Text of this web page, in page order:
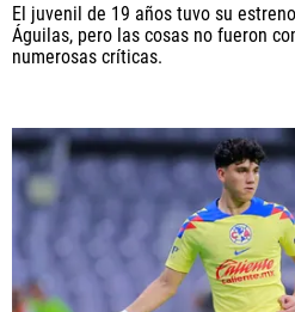
El juvenil de 19 años tuvo su
Águilas, pero las cosas no fueron
numerosas críticas.